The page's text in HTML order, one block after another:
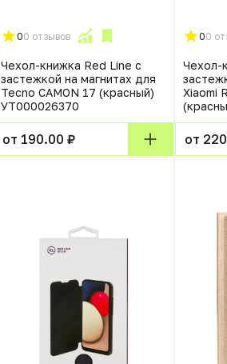
00 отзывов
Чехол-книжка Red Line с
застежкой на магнитах для
Tecno CAMON 17 (красный)
УТ000026370
от 190.00 ₽
00
Чехол-
Xiaomi
от